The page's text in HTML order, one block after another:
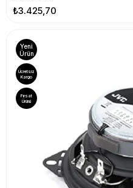
₺3.425,70
Yeni
Ürün
Ücretsiz
Kargo
Fırsat
Ürünü